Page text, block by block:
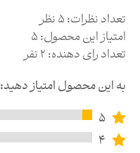
تعداد نظرات:5نظر
امتیاز این محصول:5
تعداد رای دهنده:2نفر
به این محصول امتیاز دهید:
5
4